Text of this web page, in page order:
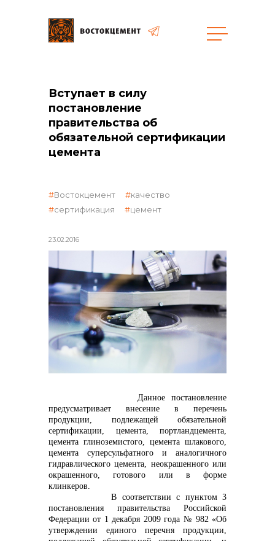
Закупки
общая информация
реализация неликвидов
контакты отдела закупок
Контакты
+7 (423) 234 50 50
Вступает в силу
постановление
правительства об
обязательной сертификации
цемента
23.02.2016
Востокцемент
качество
сертификация
цемент
Данное постановление
предусматривает внесение в перечень
продукции, подлежащей обязательной
сертификации, цемента, портландцемента,
цемента глиноземистого, цемента шлакового,
цемента суперсульфатного и аналогичного
гидравлического цемента, неокрашенного или
окрашенного, готового или в форме
клинкеров.
В соответствии с пунктом 3
постановления правительства Российской
Федерации от 1 декабря 2009 года № 982 «Об
утверждении единого перечня продукции,